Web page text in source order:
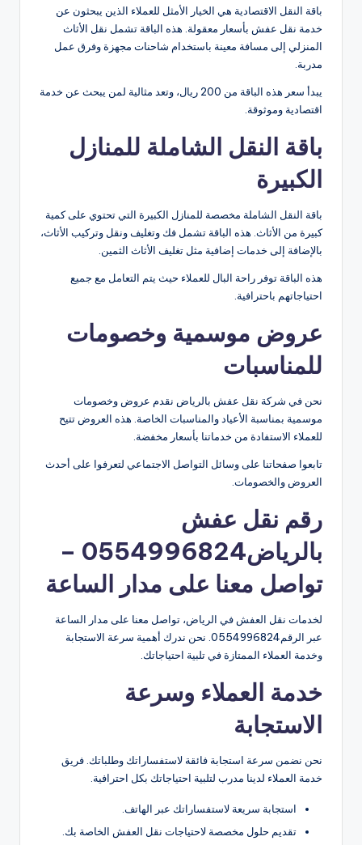
باقة النقل الاقتصادية هي الخيار الأمثل للعملاء الذين يبحثون عن
خدمة نقل عفش بأسعار معقولة. هذه الباقة تشمل نقل الأثاث
المنزلي إلى مسافة معينة باستخدام شاحنات مجهزة وفرق عمل
مدربة.
يبدأ سعر هذه الباقة من 200 ريال، وتعد مثالية لمن يبحث عن خدمة
اقتصادية وموثوقة.
باقة النقل الشاملة للمنازل
الكبيرة
باقة النقل الشاملة مخصصة للمنازل الكبيرة التي تحتوي على كمية
كبيرة من الأثاث. هذه الباقة تشمل فك وتغليف ونقل وتركيب الأثاث،
بالإضافة إلى خدمات إضافية مثل تغليف الأثاث الثمين.
هذه الباقة توفر راحة البال للعملاء حيث يتم التعامل مع جميع
احتياجاتهم باحترافية.
عروض موسمية وخصومات
للمناسبات
نحن في شركة نقل عفش بالرياض نقدم عروض وخصومات
موسمية بمناسبة الأعياد والمناسبات الخاصة. هذه العروض تتيح
للعملاء الاستفادة من خدماتنا بأسعار مخفضة.
تابعوا صفحاتنا على وسائل التواصل الاجتماعي لتعرفوا على أحدث
العروض والخصومات.
رقم نقل عفش
بالرياض0554996824 –
تواصل معنا على مدار الساعة
لخدمات نقل العفش في الرياض، تواصل معنا على مدار الساعة
عبر الرقم0554996824. نحن ندرك أهمية سرعة الاستجابة
وخدمة العملاء الممتازة في تلبية احتياجاتك.
خدمة العملاء وسرعة
الاستجابة
نحن نضمن سرعة استجابة فائقة لاستفساراتك وطلباتك. فريق
خدمة العملاء لدينا مدرب لتلبية احتياجاتك بكل احترافية.
استجابة سريعة لاستفساراتك عبر الهاتف.
تقديم حلول مخصصة لاحتياجات نقل العفش الخاصة بك.